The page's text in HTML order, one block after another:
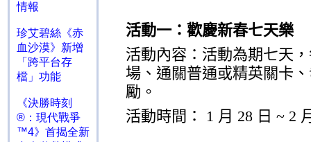
情報
珍艾碧絲《赤
血沙漠》新增
「跨平台存
檔」功能
《決勝時刻
®：現代戰爭
™4》首揭全新
活動一：歡慶新春七天樂
活動內容：活動為期七天
場、通關普通或精英關卡
勵。
活動時間： 1 月 28 日 ~ 2